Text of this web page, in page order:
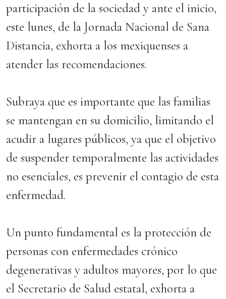
participación de la sociedad y ante el inicio,
este lunes, de la Jornada Nacional de Sana
Distancia, exhorta a los mexiquenses a
atender las recomendaciones.
Subraya que es importante que las familias
se mantengan en su domicilio, limitando el
acudir a lugares públicos, ya que el objetivo
de suspender temporalmente las actividades
no esenciales, es prevenir el contagio de esta
enfermedad.
Un punto fundamental es la protección de
personas con enfermedades crónico
degenerativas y adultos mayores, por lo que
el Secretario de Salud estatal, exhorta a